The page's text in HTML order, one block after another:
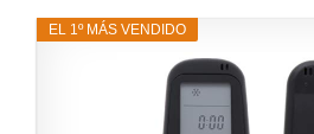
EL 1º MÁS VENDIDO